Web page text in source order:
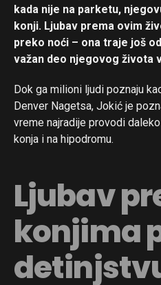
kada nije na parketu,
konji. Ljubav prema ovim
preko noći – ona traje još
važan deo njegovog života
Dok ga milioni ljudi poznaju
Denver Nagetsa, Jokić je
vreme najradije provodi
konja i na hipodromu.
Ljubav
konjima